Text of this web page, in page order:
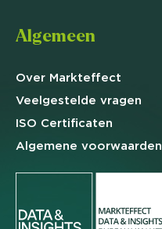
Algemeen
Over Markteffect
Veelgestelde vragen
ISO Certificaten
Algemene voorwaarden